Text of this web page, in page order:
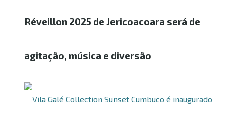
Réveillon 2025 de Jericoacoara será de
agitação, música e diversão